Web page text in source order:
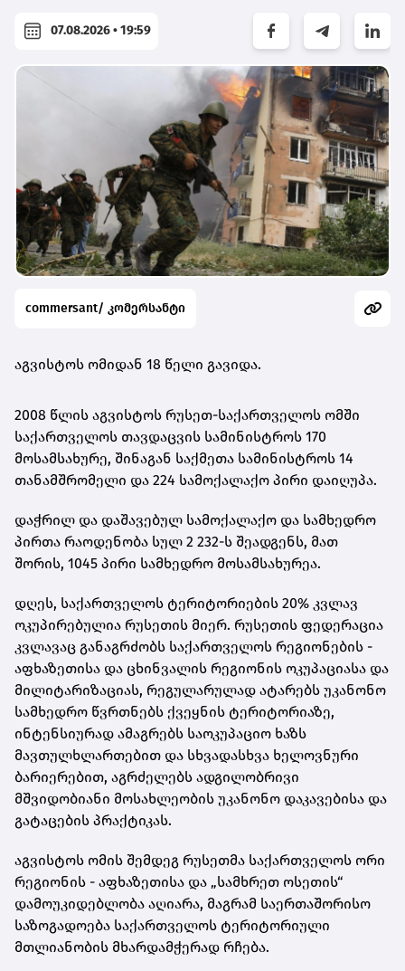
07.08.2026 • 19:59
commersant/ კომერსანტი
აგვისტოს ომიდან 18 წელი გავიდა.
2008 წლის აგვისტოს რუსეთ-საქართველოს ომში
საქართველოს თავდაცვის სამინისტროს 170
მოსამსახურე, შინაგან საქმეთა სამინისტროს 14
თანამშრომელი და 224 სამოქალაქო პირი დაიღუპა.
დაჭრილ და დაშავებულ სამოქალაქო და სამხედრო
პირთა რაოდენობა სულ 2 232-ს შეადგენს, მათ
შორის, 1045 პირი სამხედრო მოსამსახურეა.
დღეს, საქართველოს ტერიტორიების 20% კვლავ
ოკუპირებულია რუსეთის მიერ. რუსეთის ფედერაცია
კვლავაც განაგრძობს საქართველოს რეგიონების -
აფხაზეთისა და ცხინვალის რეგიონის ოკუპაციასა და
მილიტარიზაციას, რეგულარულად ატარებს უკანონო
სამხედრო წვრთნებს ქვეყნის ტერიტორიაზე,
ინტენსიურად ამაგრებს საოკუპაციო ხაზს
მავთულხლართებით და სხვადასხვა ხელოვნური
ბარიერებით, აგრძელებს ადგილობრივი
მშვიდობიანი მოსახლეობის უკანონო დაკავებისა და
გატაცების პრაქტიკას.
აგვისტოს ომის შემდეგ რუსეთმა საქართველოს ორი
რეგიონის - აფხაზეთისა და „სამხრეთ ოსეთის“
დამოუკიდებლობა აღიარა, მაგრამ საერთაშორისო
საზოგადოება საქართველოს ტერიტორიული
მთლიანობის მხარდამჭერად რჩება.